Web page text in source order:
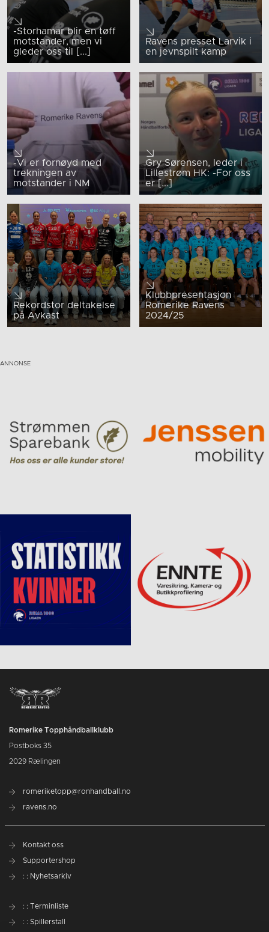
-Storhamar blir en tøff
motstander, men vi
gleder oss til [...]
Ravens presset Larvik i
en jevnspilt kamp
-Vi er fornøyd med
trekningen av
motstander i NM
Gry Sørensen, leder i
Lillestrøm HK: -For oss
er [...]
Rekordstor deltakelse
på Avkast
Klubbpresentasjon
Romerike Ravens
2024/25
Romerike Topphåndballklubb
Postboks 35
2029 Rælingen
romeriketopp@ronhandball.no
ravens.no
Kontakt oss
Supportershop
: : Nyhetsarkiv
: : Terminliste
: : Spillerstall